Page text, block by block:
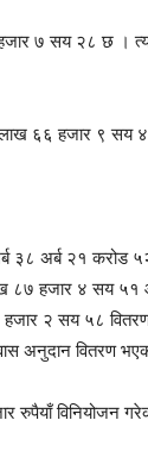
हजार ७ सय २८ छ ।
६६ हजार ९ सय ४
३८ अर्ब २१
८७ हजार ४ सय ५१
२ सय ५८
अनुदान वितरण
रुपैयाँ विनियोजन